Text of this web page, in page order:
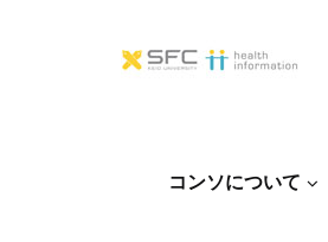
コンソについて